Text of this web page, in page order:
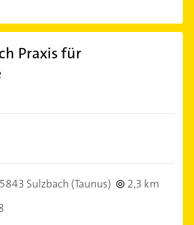
Praxis für
Sulzbach (Taunus)
2,3 km